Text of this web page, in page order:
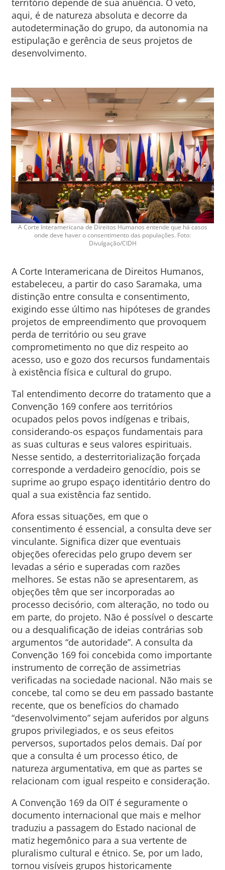
território depende de sua anuência. O veto,
aqui, é de natureza absoluta e decorre da
autodeterminação do grupo, da autonomia na
estipulação e gerência de seus projetos de
desenvolvimento.
A Corte Interamericana de Direitos Humanos entende que há casos
onde deve haver o consentimento das populações. Foto:
Divulgação/CIDH
A Corte Interamericana de Direitos Humanos,
estabeleceu, a partir do caso Saramaka, uma
distinção entre consulta e consentimento,
exigindo esse último nas hipóteses de grandes
projetos de empreendimento que provoquem
perda de território ou seu grave
comprometimento no que diz respeito ao
acesso, uso e gozo dos recursos fundamentais
à existência física e cultural do grupo.
Tal entendimento decorre do tratamento que a
Convenção 169 confere aos territórios
ocupados pelos povos indígenas e tribais,
considerando-os espaços fundamentais para
as suas culturas e seus valores espirituais.
Nesse sentido, a desterritorialização forçada
corresponde a verdadeiro genocídio, pois se
suprime ao grupo espaço identitário dentro do
qual a sua existência faz sentido.
Afora essas situações, em que o
consentimento é essencial, a consulta deve ser
vinculante. Significa dizer que eventuais
objeções oferecidas pelo grupo devem ser
levadas a sério e superadas com razões
melhores. Se estas não se apresentarem, as
objeções têm que ser incorporadas ao
processo decisório, com alteração, no todo ou
em parte, do projeto. Não é possível o descarte
ou a desqualificação de ideias contrárias sob
argumentos “de autoridade”. A consulta da
Convenção 169 foi concebida como importante
instrumento de correção de assimetrias
verificadas na sociedade nacional. Não mais se
concebe, tal como se deu em passado bastante
recente, que os benefícios do chamado
“desenvolvimento” sejam auferidos por alguns
grupos privilegiados, e os seus efeitos
perversos, suportados pelos demais. Daí por
que a consulta é um processo ético, de
natureza argumentativa, em que as partes se
relacionam com igual respeito e consideração.
A Convenção 169 da OIT é seguramente o
documento internacional que mais e melhor
traduziu a passagem do Estado nacional de
matiz hegemônico para a sua vertente de
pluralismo cultural e étnico. Se, por um lado,
tornou visíveis grupos historicamente